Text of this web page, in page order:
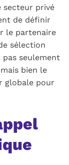
secteur privé
de définir
le partenaire
sélection
seulement
bien le
globale pour